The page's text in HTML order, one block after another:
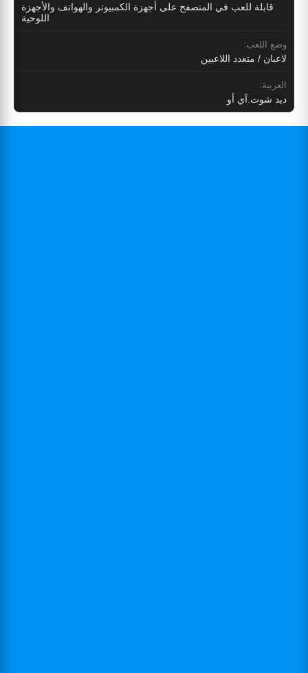
قابلة للعب في المتصفح على أجهزة الكمبيوتر والهواتف والأجهزة
اللوحية
وضع اللعب:
لاعبان / متعدد اللاعبين
العربية:
ديد شوت.آي أو